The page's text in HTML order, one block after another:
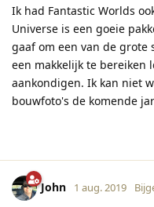
Ik had Fantastic Worlds
Universe is een goeie
gaaf om een van de
een makkelijk te bereiken
aankondigen. Ik kan niet
bouwfoto's de komende
John 1 aug. 2019